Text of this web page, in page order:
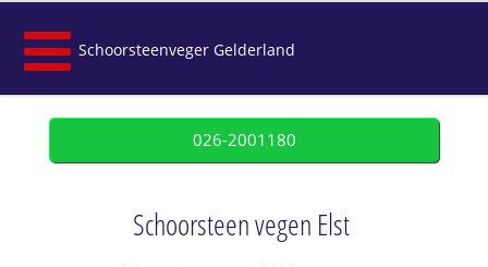
Schoorsteenveger Gelderland
026-2001180
Schoorsteen vegen Elst